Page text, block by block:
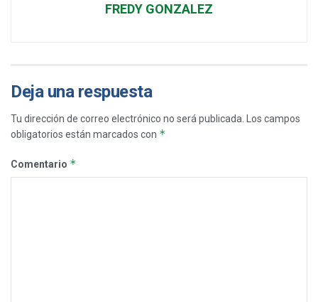
FREDY GONZALEZ
Deja una respuesta
Tu dirección de correo electrónico no será publicada.
Los campos
obligatorios están marcados con *
Comentario *